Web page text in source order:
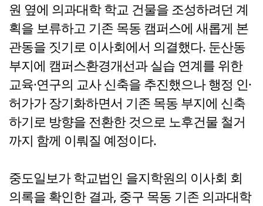
원 옆에 의과대학 학교 건물을 조성하려던 계
획을 보류하고 기존 목동 캠퍼스에 새롭게 본
관동을 짓기로 이사회에서 의결했다. 둔산동
부지에 캠퍼스환경개선과 실습 연계를 위한
교육·연구의 교사 신축을 추진했으나 행정 인·
허가가 장기화하면서 기존 목동 부지에 신축
하기로 방향을 전환한 것으로 노후건물 철거
까지 함께 이뤄질 예정이다.
중도일보가 학교법인 을지학원의 이사회 회
의록을 확인한 결과, 중구 목동 기존 의과대학